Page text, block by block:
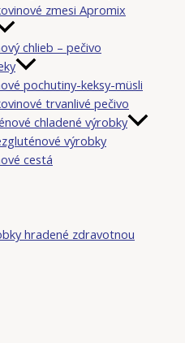
zmesi Apromix
chlieb – pečivo
pochutiny-keksy-müsli
trvanlivé pečivo
chladené výrobky
výrobky
cestá
hradené zdravotnou